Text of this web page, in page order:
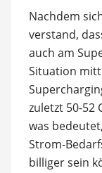
Nachdem
verstand,
auch am
Situation
zuletzt 50-52
was
Strom-
billiger sein